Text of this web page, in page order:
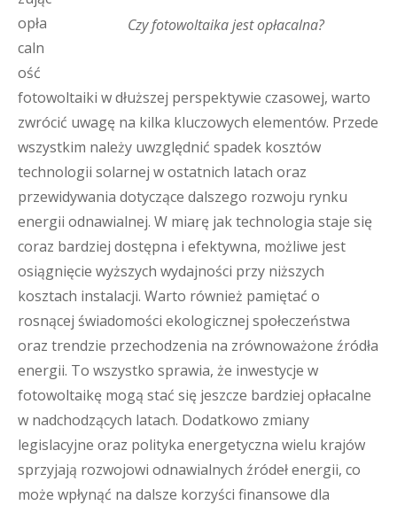
Czy fotowoltaika jest opłacalna?
opła
caln
ość
fotowoltaiki w dłuższej perspektywie czasowej, warto
zwrócić uwagę na kilka kluczowych elementów. Przede
wszystkim należy uwzględnić spadek kosztów
technologii solarnej w ostatnich latach oraz
przewidywania dotyczące dalszego rozwoju rynku
energii odnawialnej. W miarę jak technologia staje się
coraz bardziej dostępna i efektywna, możliwe jest
osiągnięcie wyższych wydajności przy niższych
kosztach instalacji. Warto również pamiętać o
rosnącej świadomości ekologicznej społeczeństwa
oraz trendzie przechodzenia na zrównoważone źródła
energii. To wszystko sprawia, że inwestycje w
fotowoltaikę mogą stać się jeszcze bardziej opłacalne
w nadchodzących latach. Dodatkowo zmiany
legislacyjne oraz polityka energetyczna wielu krajów
sprzyjają rozwojowi odnawialnych źródeł energii, co
może wpłynąć na dalsze korzyści finansowe dla